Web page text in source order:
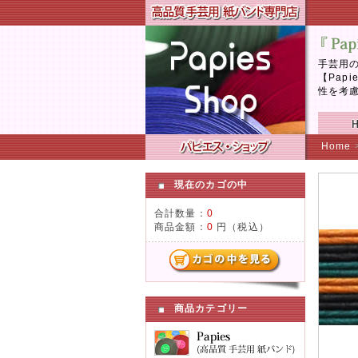
手芸用
【
性を考
Home
現在のカゴの中
合計数量： 0
商品金額： 0 円（税込）
商品カテゴリー